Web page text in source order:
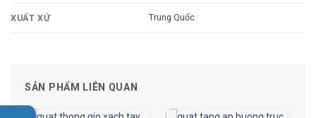
XUẤT XỨ Trung Quốc
SẢN PHẨM LIÊN QUAN